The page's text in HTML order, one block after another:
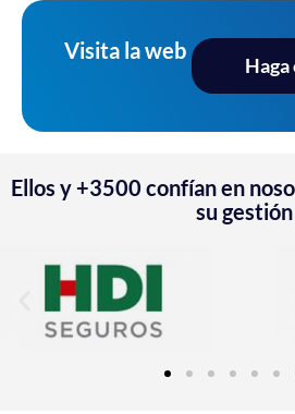
Visita la web
Ellos y +3500 confían en
su gestión